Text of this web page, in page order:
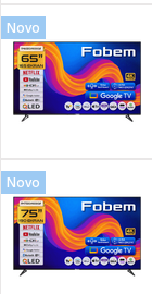
Vitrine
Novo
Novo